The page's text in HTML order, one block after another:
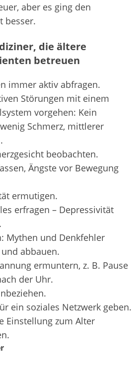
aber es ging den
besser.
die ältere
betreuen
immer aktiv abfragen.
Störungen mit einem
vorgehen: Kein
Schmerz, mittlerer
beobachten.
Ängste vor Bewegung
ermutigen.
erfragen – Depressivität
Mythen und Denkfehler
abbauen.
ermuntern, z. B. Pause
der Uhr.
ein soziales Netzwerk geben.
Einstellung zum Alter